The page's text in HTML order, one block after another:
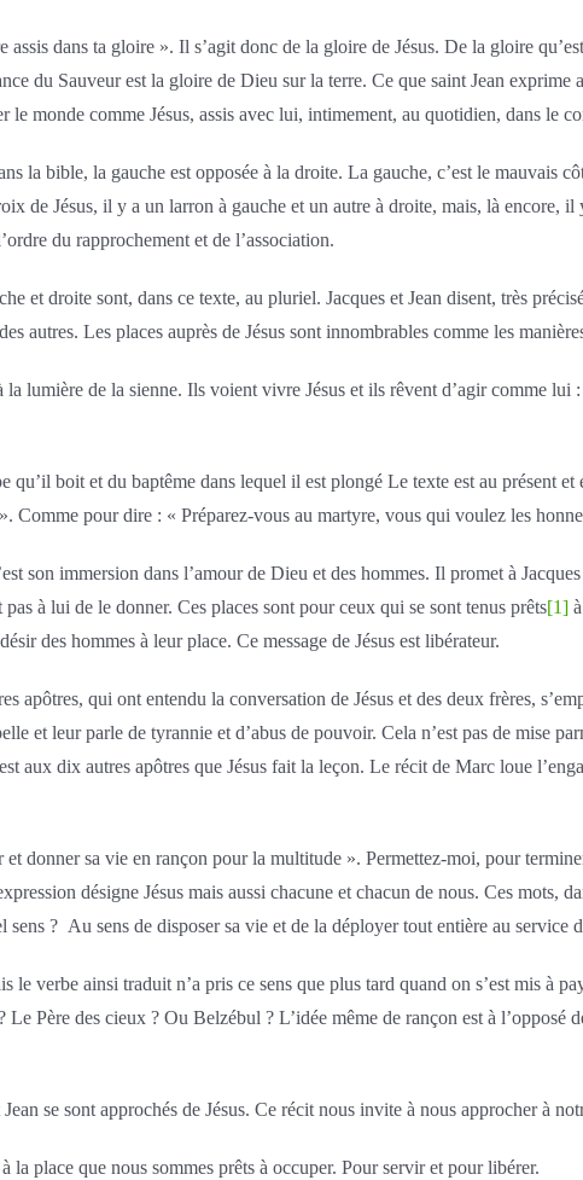
assis dans ta gloire ». Il s’agit donc de la gloire de Jésus. De la gloire
du Sauveur est la gloire de Dieu sur la terre. Ce que saint Jean
le monde comme Jésus, assis avec lui, intimement, au quotidien, dans le
la bible, la gauche est opposée à la droite. La gauche, c’est le mauvais
de Jésus, il y a un larron à gauche et un autre à droite, mais, là encore,
du rapprochement et de l’association.
et droite sont, dans ce texte, au pluriel. Jacques et Jean disent, très
autres. Les places auprès de Jésus sont innombrables comme les
lumière de la sienne. Ils voient vivre Jésus et ils rêvent d’agir comme lui
qu’il boit et du baptême dans lequel il est plongé Le texte est au présent
Comme pour dire : « Préparez-vous au martyre, vous qui voulez les
son immersion dans l’amour de Dieu et des hommes. Il promet à
à lui de le donner. Ces places sont pour ceux qui se sont tenus prêts[1]à
des hommes à leur place. Ce message de Jésus est libérateur.
apôtres, qui ont entendu la conversation de Jésus et des deux frères,
et leur parle de tyrannie et d’abus de pouvoir. Cela n’est pas de mise
aux dix autres apôtres que Jésus fait la leçon. Le récit de Marc loue
donner sa vie en rançon pour la multitude ». Permettez-moi, pour
désigne Jésus mais aussi chacune et chacun de nous. Ces mots,
? Au sens de disposer sa vie et de la déployer tout entière au service
verbe ainsi traduit n’a pris ce sens que plus tard quand on s’est mis à
Père des cieux ? Ou Belzébul ? L’idée même de rançon est à l’opposé
se sont approchés de Jésus. Ce récit nous invite à nous approcher à
la place que nous sommes prêts à occuper. Pour servir et pour libérer.